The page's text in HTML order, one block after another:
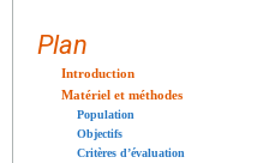
Plan
Introduction
Matériel et méthodes
Population
Objectifs
Critères d’évaluation